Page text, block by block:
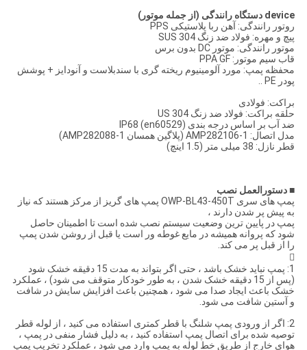
device دستگاه رانندگی (از جمله موتور)
روتور رانندگی: آهن ربا پلاستیکی PPS
پیچ و مهره: فولاد ضد زنگ SUS 304
موتور رانندگی: موتور DC بدون برس
قاب سیم موتور: PPA GF
محفظه پمپ: مورد آلومینیوم ریخته گری با سندبلاست و آنودایز + پوشش
پودر PE ..
براکت: فولادی
حلقه براکت: فولاد ضد زنگ 304 US
ضد آب بر اساس درجه بندی IP68 (en60529)
مدل اتصال: AMP282106-1 (پلاگین همسان AMP282088-1)
قطر نازل: 38 میلی متر (1.5 اینچ)
■دستورالعمل نصب
پمپ های سری OWP-BL43-450T پمپ های گریز از مرکز هستند که نیاز
به پیش پر شدن دارند ،
پمپ در پایین ترین وضعیت سیستم نصب شده است تا اطمینان حاصل
شود که پروانه همیشه در مایع غوطه ور است یا قبل از روشن شدن پمپ
را از قبل پر می کند.

1: پمپ نباید خشک باشد ، حتی اگر بتواند به مدت 15 دقیقه خشک شود
(پس از 15 دقیقه خشک شدن ، به طور خودکار متوقف می شود) ، عملکرد
خشک باعث ایجاد صدا می شود ، همچنین باعث افزایش سایش در شافت
و آستین شافت می شود.
2: اگر از ورودی پمپ شلنگ با قطر کمتری استفاده می کنید ، از لوله قطر
توصیه شده برای اتصال پمپ استفاده کنید ، به دلیل فشار منفی در پمپ ،
هوای خارج از طریق خط لوله به پمپ وارد می شود ، عملکرد تخریب پمپ